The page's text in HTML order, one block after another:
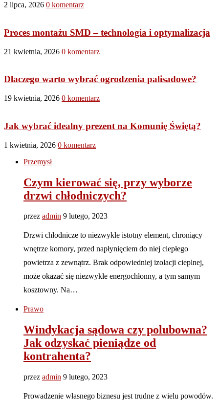
2 lipca, 2026 0 komentarz
Proces montażu SMD – technologia i optymalizacja
21 kwietnia, 2026 0 komentarz
Dlaczego warto wybrać ogrodzenia palisadowe?
19 kwietnia, 2026 0 komentarz
Jak wybrać idealny prezent na Komunię Świętą?
1 kwietnia, 2026 0 komentarz
Przemysł
Czym kierować się, przy wyborze
drzwi chłodniczych?
przez admin 9 lutego, 2023
Drzwi chłodnicze to niezwykle istotny element, chroniący
wnętrze komory, przed napłynięciem do niej ciepłego
powietrza z zewnątrz. Brak odpowiedniej izolacji cieplnej,
może okazać się niezwykle energochłonny, a tym samym
kosztowny. Na…
Prawo
Windykacja sądowa czy polubowna?
Jak odzyskać pieniądze od
kontrahenta?
przez admin 9 lutego, 2023
Prowadzenie własnego biznesu jest trudne z wielu powodów.